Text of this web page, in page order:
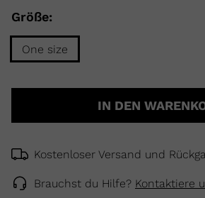
Größe:
One size
Größe
IN DEN
Kostenloser Versand und
Brauchst du Hilfe? Kontaktiere